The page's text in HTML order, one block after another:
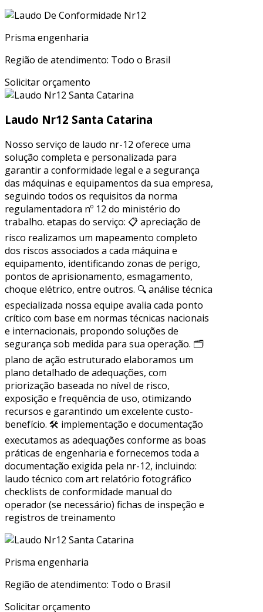
Prisma engenharia
Região de atendimento: Todo o Brasil
Solicitar orçamento
Laudo Nr12 Santa Catarina
Nosso serviço de laudo nr-12 oferece uma
solução completa e personalizada para
garantir a conformidade legal e a segurança
das máquinas e equipamentos da sua empresa,
seguindo todos os requisitos da norma
regulamentadora nº 12 do ministério do
trabalho. etapas do serviço: 📋 apreciação de
risco realizamos um mapeamento completo
dos riscos associados a cada máquina e
equipamento, identificando zonas de perigo,
pontos de aprisionamento, esmagamento,
choque elétrico, entre outros. 🔍 análise técnica
especializada nossa equipe avalia cada ponto
crítico com base em normas técnicas nacionais
e internacionais, propondo soluções de
segurança sob medida para sua operação. 🗂
plano de ação estruturado elaboramos um
plano detalhado de adequações, com
priorização baseada no nível de risco,
exposição e frequência de uso, otimizando
recursos e garantindo um excelente custo-
benefício. 🛠 implementação e documentação
executamos as adequações conforme as boas
práticas de engenharia e fornecemos toda a
documentação exigida pela nr-12, incluindo:
laudo técnico com art relatório fotográfico
checklists de conformidade manual do
operador (se necessário) fichas de inspeção e
registros de treinamento
Prisma engenharia
Região de atendimento: Todo o Brasil
Solicitar orçamento